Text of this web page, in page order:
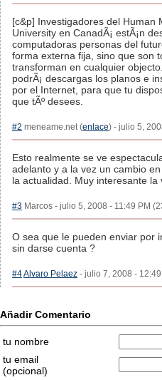
[c&p] Investigadores del Human
University en CanadÃ¡ estÃ¡n
computadoras personas del
forma externa fija, sino que son
transforman en cualquier
podrÃ¡ descargas los planos e
por el Internet, para que tu
que tÃº desees.
#2 meneame.net (enlace) - julio 5,
Esto realmente se ve
adelanto y a la vez un cambio
la actualidad. Muy interesante la
#3 Marcos - julio 5, 2008 - 11:49 PM
O sea que le pueden enviar por
sin darse cuenta ?
#4Alvaro Pelaez - julio 7, 2008 -
Añadir Comentario
tu nombre
tu email
(opcional)